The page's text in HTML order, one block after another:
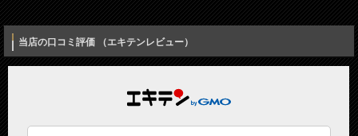
当店の口コミ評価 （エキテンレビュー）